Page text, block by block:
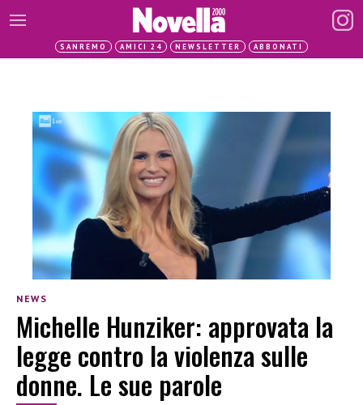
SANREMO AMICI 24 NEWSLETTER ABBONATI
NEWS
Michelle Hunziker: approvata la
legge contro la violenza sulle
donne. Le sue parole